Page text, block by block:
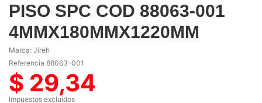
PISO SPC COD 88063-001
4MMX180MMX1220MM
Marca: Jireh
Referencia 88063-001
$ 29,34
Impuestos excluidos